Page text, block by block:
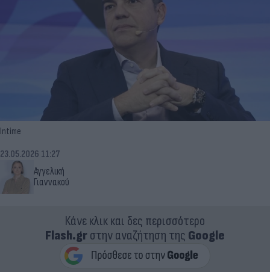
Intime
Αγγελική
Γιαννακού
23.05.2026 11:27
Κάνε κλικ και δες περισσότερο
Flash.grστην αναζήτηση της Google